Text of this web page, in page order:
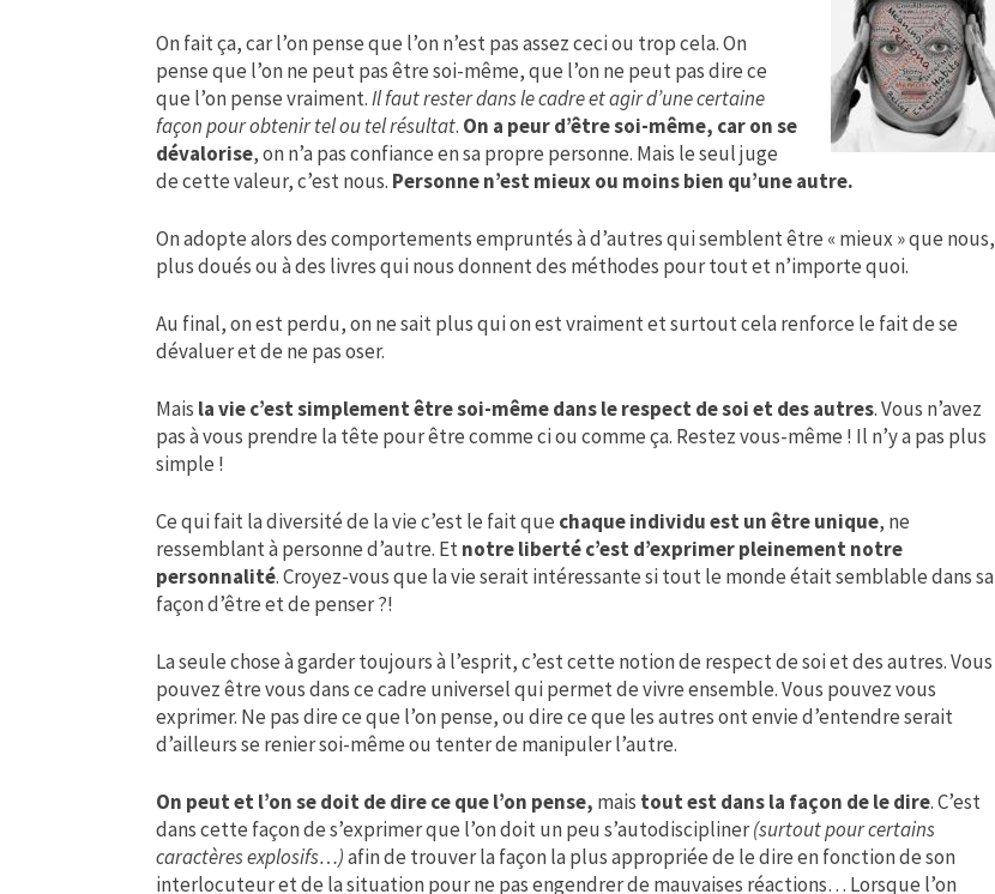
On fait ça, car l’on pense que l’on n’est pas assez ceci ou trop cela. On
pense que l’on ne peut pas être soi-même, que l’on ne peut pas dire ce
que l’on pense vraiment.Il faut rester dans le cadre et agir d’une certaine
façon pour obtenir tel ou tel résultat. On a peur d’être soi-même, car on se
dévalorise, on n’a pas confiance en sa propre personne. Mais le seul juge
de cette valeur, c’est nous. Personne n’est mieux ou moins bien qu’une autre.
On adopte alors des comportements empruntés à d’autres qui semblent être « mieux » que nous,
plus doués ou à des livres qui nous donnent des méthodes pour tout et n’importe quoi.
Au final, on est perdu, on ne sait plus qui on est vraiment et surtout cela renforce le fait de se
dévaluer et de ne pas oser.
Mais la vie c’est simplement être soi-même dans le respect de soi et des autres. Vous n’avez
pas à vous prendre la tête pour être comme ci ou comme ça. Restez vous-même ! Il n’y a pas plus
simple !
Ce qui fait la diversité de la vie c’est le fait que chaque individu est un être unique, ne
ressemblant à personne d’autre. Etnotre liberté c’est d’exprimer pleinement notre
personnalité. Croyez-vous que la vie serait intéressante si tout le monde était semblable dans sa
façon d’être et de penser ?!
La seule chose à garder toujours à l’esprit, c’est cette notion de respect de soi et des autres. Vous
pouvez être vous dans ce cadre universel qui permet de vivre ensemble. Vous pouvez vous
exprimer. Ne pas dire ce que l’on pense, ou dire ce que les autres ont envie d’entendre serait
d’ailleurs se renier soi-même ou tenter de manipuler l’autre.
On peut et l’on se doit de dire ce que l’on pense, mais tout est dans la façon de le dire. C’est
dans cette façon de s’exprimer que l’on doit un peu s’autodiscipliner(surtout pour certains
caractères explosifs…)afin de trouver la façon la plus appropriée de le dire en fonction de son
interlocuteur et de la situation pour ne pas engendrer de mauvaises réactions… Lorsque l’on